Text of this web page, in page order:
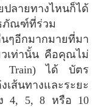
ปลายทางไหนก็ได้
ภัณฑ์ที่ร่วม
ๆอีกมากมายที่มา
วเท่านั้น คือคุณไม่
Train) ได้ บัตร
เส้นทางและระยะ
4, 5, 8 หรือ 10